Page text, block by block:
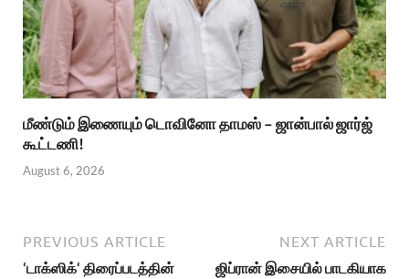
மீண்டும் இணையும் டொவினோ தாமஸ் – ஜான்பால் ஜார்ஜ்
கூட்டணி!
August 6, 2026
PREVIOUS ARTICLE
‘டாக்ஸிக்‘ திரைப்படத்தின்
NEXT ARTICLE
ஜிப்ரான் இசையில் பாடகியாக